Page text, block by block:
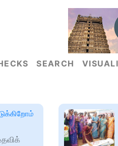
SEARCH